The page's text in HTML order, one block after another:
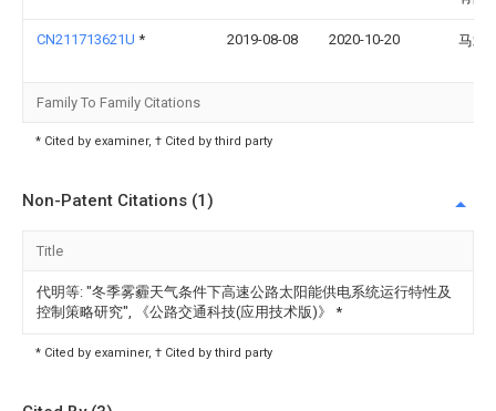
CN211713621U * 2019-08-08 2020-10-20 马靖
Family To Family Citations
* Cited by examiner, † Cited by third party
Non-Patent Citations (1)
Title
代明等: "冬季雾霾天气条件下高速公路太阳能供电系统运行特性及
控制策略研究", 《公路交通科技(应用技术版)》 *
* Cited by examiner, † Cited by third party